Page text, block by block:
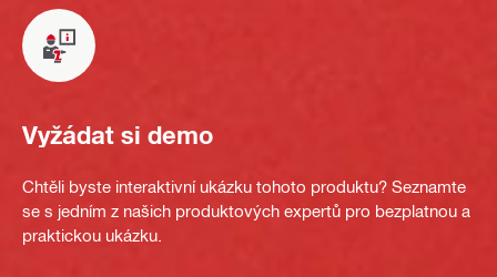
Vyžádat si demo
Chtěli byste interaktivní ukázku tohoto produktu? Seznamte
se s jedním z našich produktových expertů pro bezplatnou a
praktickou ukázku.